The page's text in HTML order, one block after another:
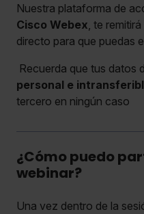
Nuestra plataforma de
Cisco Webex , te
directo para que puedas
Recuerda que tus datos
personal e
tercero en ningún caso
¿Cómo puedo
webinar?
Una vez dentro de la